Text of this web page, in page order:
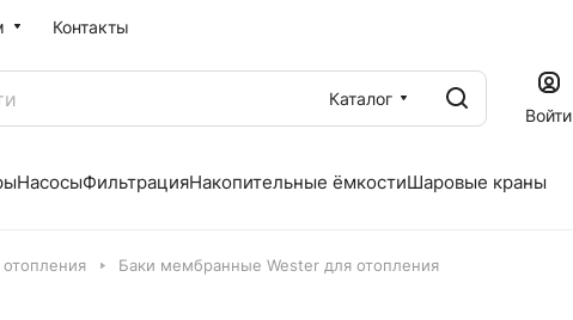
Контакты
Каталог
Войти
НасосыФильтрацияНакопительные ёмкостиШаровые краны
Баки мембранные Wester для отопления